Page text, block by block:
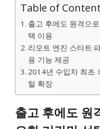
Table of
출고 후에도 원격으
택 이용
리모트 엔진 스타트·
용 기능 제공
2014년 수입차 최초
털 확장
출고 후에도 원